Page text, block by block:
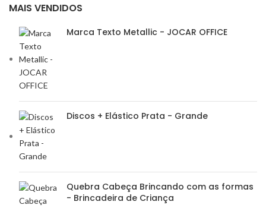
MAIS VENDIDOS
Marca Texto Metallic - JOCAR OFFICE
Discos + Elástico Prata - Grande
Quebra Cabeça Brincando com as formas
- Brincadeira de Criança